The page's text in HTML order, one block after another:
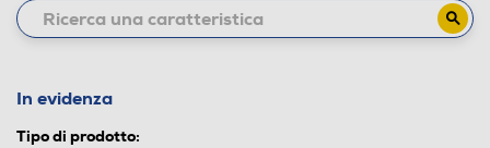
In evidenza
Tipo di prodotto: